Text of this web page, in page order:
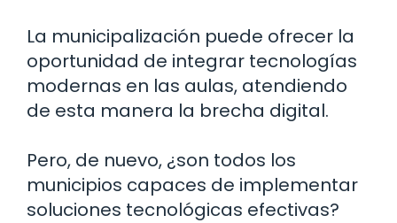
La municipalización puede ofrecer la
oportunidad de integrar tecnologías
modernas en las aulas, atendiendo
de esta manera la brecha digital.
Pero, de nuevo, ¿son todos los
municipios capaces de implementar
soluciones tecnológicas efectivas?